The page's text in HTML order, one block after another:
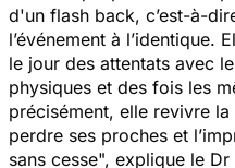
d'un flash back, c’est-à-
l’événement à l’identique.
le jour des attentats avec
physiques et des fois les
précisément, elle revivre
perdre ses proches et
sans cesse", explique le Dr